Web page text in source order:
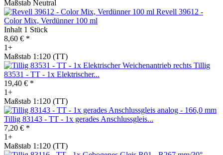
Maßstab Neutral
Revell 39612 -
Color Mix, Verdünner 100 ml
Inhalt 1 Stück
8,60 € *
1+
Maßstab 1:120 (TT)
Tillig
83531 - TT - 1x Elektrischer...
19,40 € *
1+
Maßstab 1:120 (TT)
Tillig 83143 - TT - 1x gerades Anschlussgleis...
7,20 € *
1+
Maßstab 1:120 (TT)